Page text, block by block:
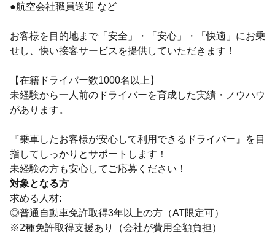
●航空会社職員送迎 など
お客様を目的地まで「安全」・「安心」・「快適」にお乗
せし、快い接客サービスを提供していただきます！
【在籍ドライバー数1000名以上】
未経験から一人前のドライバーを育成した実績・ノウハウ
があります。
『乗車したお客様が安心して利用できるドライバー』を目
指してしっかりとサポートします！
未経験の方も安心してご応募ください！
対象となる方
求める人材:
◎普通自動車免許取得3年以上の方（AT限定可）
※2種免許取得支援あり（会社が費用全額負担）